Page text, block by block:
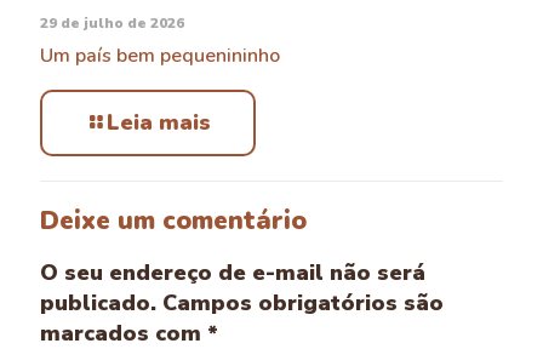
29 de julho de 2026
Um país bem pequenininho
Leia mais
Deixe um comentário
O seu endereço de e-mail não será
publicado. Campos obrigatórios são
marcados com *